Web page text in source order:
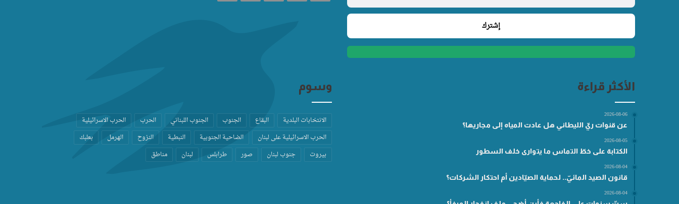
الأكثر قراءة
2026-08-06
عن قنوات ريّ الليطاني هل عادت المياه إلى مجاريها؟
2026-08-05
الكتابة على خطّ التماس ما يتوارى خلف السطور
2026-08-04
قانون الصيد المائيّ.. لحماية الصيّادين أم احتكار الشركات؟
2026-08-04
وسوم
الانتخابات البلدية البقاع الجنوب الجنوب اللبناني الحرب
الحرب الاسرائيلية
الحرب الاسرائيلية على لبنان
الضاحية الجنوبية النبطية النزوح الهرمل
بعلبك
بيروت
جنوب لبنان صور طرابلس لبنان مناطق